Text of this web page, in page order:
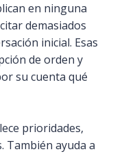
en ninguna
demasiados
inicial. Esas
de orden y
su cuenta qué
prioridades,
También ayuda a